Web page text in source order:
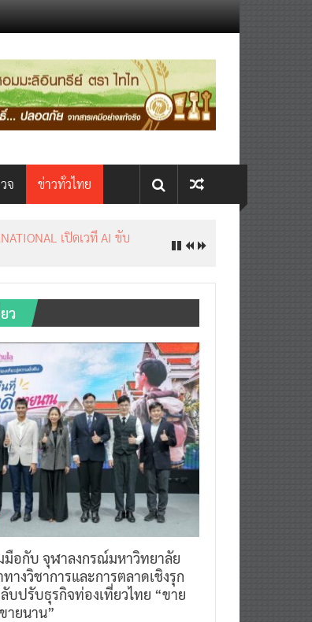
จ ข่าวทั่วไทย
เปิดเวที AI ขับ
ว
อกับ จุฬาลงกรณ์มหาวิทยาลัย
างวิชาการและการตลาดเชิงรุก
บปรับธุรกิจท่องเที่ยวไทย “ขาย
ายนาน”